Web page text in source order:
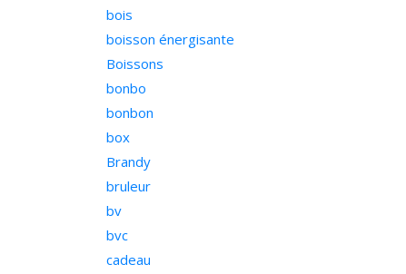
bois
boisson énergisante
Boissons
bonbo
bonbon
box
Brandy
bruleur
bv
bvc
cadeau